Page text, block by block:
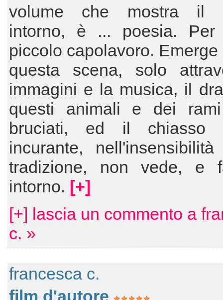
volume che mostra il
intorno, è ... poesia.
piccolo capolavoro. Emerge
questa scena, solo
immagini e la musica, il
questi animali e dei
bruciati, ed il chiasso
incurante,
tradizione, non vede, e
intorno. [+]
[+] lascia un commento a
c. »
francesca c.
film d'autore